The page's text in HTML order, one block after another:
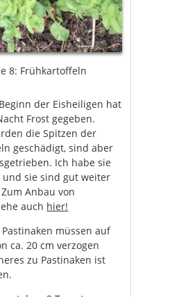
8: Frühkartoffeln
der Eisheiligen hat
Frost gegeben.
die Spitzen der
geschädigt, sind aber
Ich habe sie
sie sind gut weiter
Anbau von
auch hier!
Pastinaken müssen auf
ca. 20 cm verzogen
zu Pastinaken ist